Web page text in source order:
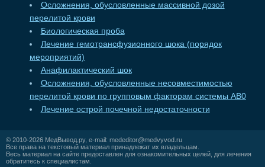
Осложнения, обусловленные массивной дозой
перелитой крови
Биологическая проба
Лечение гемотрансфузионного шока (порядок
мероприятий)
Анафилактический шок
Осложнения, обусловленные несовместимостью
перелитой крови по групповым факторам системы АВ0
Лечение острой почечной недостаточности
© 2010-2026 МедВывод.ру, e-mail: mededitor@medvyvod.ru
Все права на текстовый материал принадлежат их владельцам.
Весь материал на сайте предоставлен для ознакомительных целей, для лечения
обратитесь к специалистам.